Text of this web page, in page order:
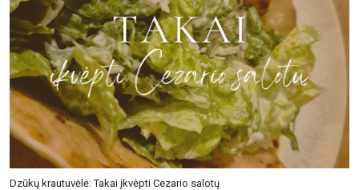
Dzūkų krautuvėlė: Takai įkvėpti Cezario salotų